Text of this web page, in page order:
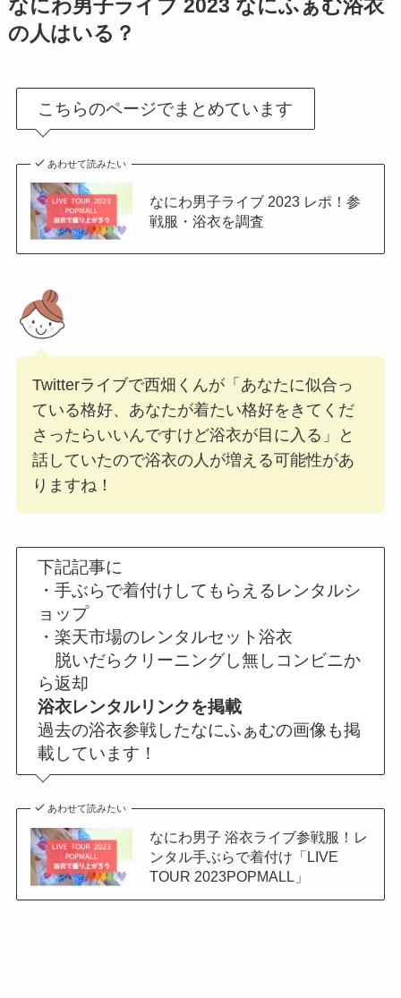
なにわ男子ライブ 2023 なにふぁむ浴衣
の人はいる？
こちらのページでまとめています
あわせて読みたい
なにわ男子ライブ 2023 レポ！参
戦服・浴衣を調査
Twitterライブで西畑くんが「あなたに似合っ
ている格好、あなたが着たい格好をきてくだ
さったらいいんですけど浴衣が目に入る」と
話していたので浴衣の人が増える可能性があ
りますね！
下記記事に
・手ぶらで着付けしてもらえるレンタルシ
ョップ
・楽天市場のレンタルセット浴衣
脱いだらクリーニングし無しコンビニか
ら返却
浴衣レンタルリンクを掲載
過去の浴衣参戦したなにふぁむの画像も掲
載しています！
あわせて読みたい
なにわ男子 浴衣ライブ参戦服！レ
ンタル手ぶらで着付け「LIVE
TOUR 2023POPMALL」